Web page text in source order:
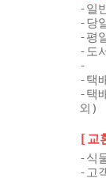
-일
-당
-평
-도
-
-택
-택
외)
[교
-식
-고